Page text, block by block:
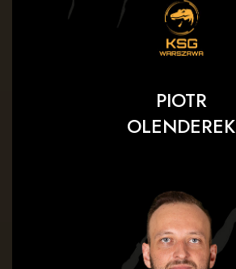
PIOTR
OLENDEREK